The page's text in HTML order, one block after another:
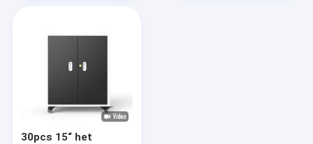
Tablet ladend kabinet
Afsluitbaar ladend kabinet
30pcs 15“ het